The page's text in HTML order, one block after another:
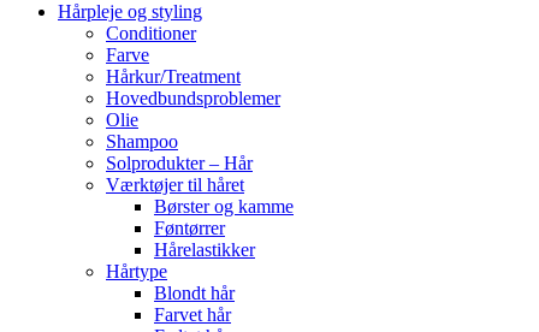
Hårpleje og styling
Conditioner
Farve
Hårkur/Treatment
Hovedbundsproblemer
Olie
Shampoo
Solprodukter – Hår
Værktøjer til håret
Børster og kamme
Føntørrer
Hårelastikker
Hårtype
Blondt hår
Farvet hår